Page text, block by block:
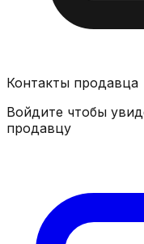
Контакты продавца
Войдите чтобы
продавцу